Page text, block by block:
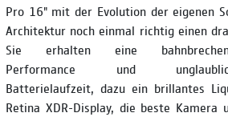
Pro 16" mit der Evolution der eigenen
Architektur noch einmal richtig einen
Sie erhalten eine
Performance und
Batterielaufzeit, dazu ein brillantes
Retina XDR-Display, die beste Kamera